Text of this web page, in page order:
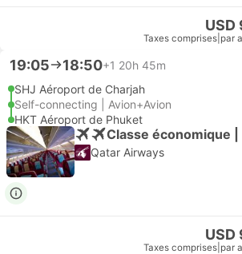
USD
Taxes comprises par
19:05 18:50+1 20h 45m
SHJ Aéroport de Charjah
Self-connecting | Avion+Avion
HKT Aéroport de Phuket
Qatar Airways
USD
Taxes comprises par